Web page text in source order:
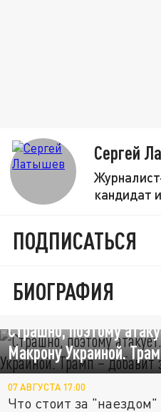
Сергей
кандидат
ПОДПИСАТЬСЯ
БИОГРАФИЯ
Страшно, поэтому
Макрону Украиной.
07 АВГУСТА 17:00
Что стоит за